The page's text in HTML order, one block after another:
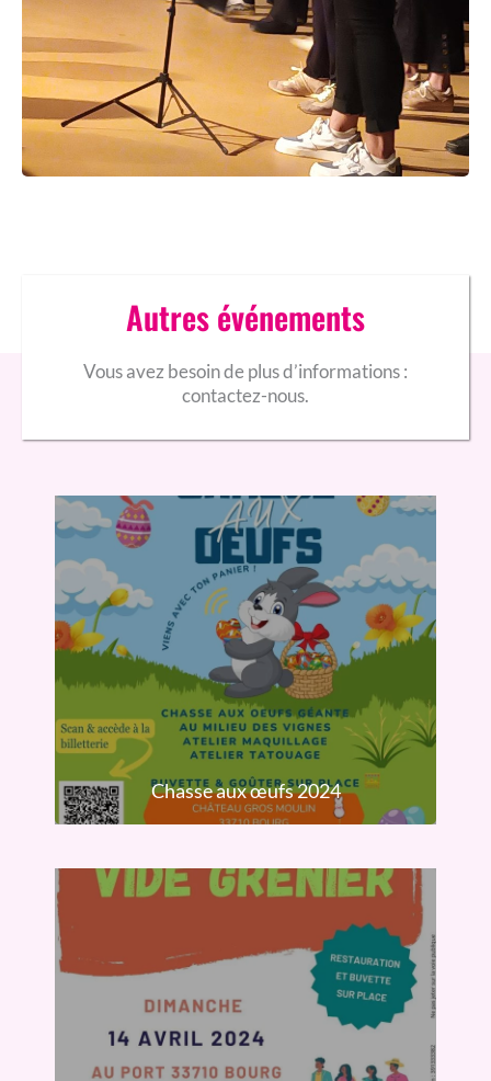
Autres événements
Vous avez besoin de plus d’informations :
contactez-nous.
Chasse aux œufs 2024